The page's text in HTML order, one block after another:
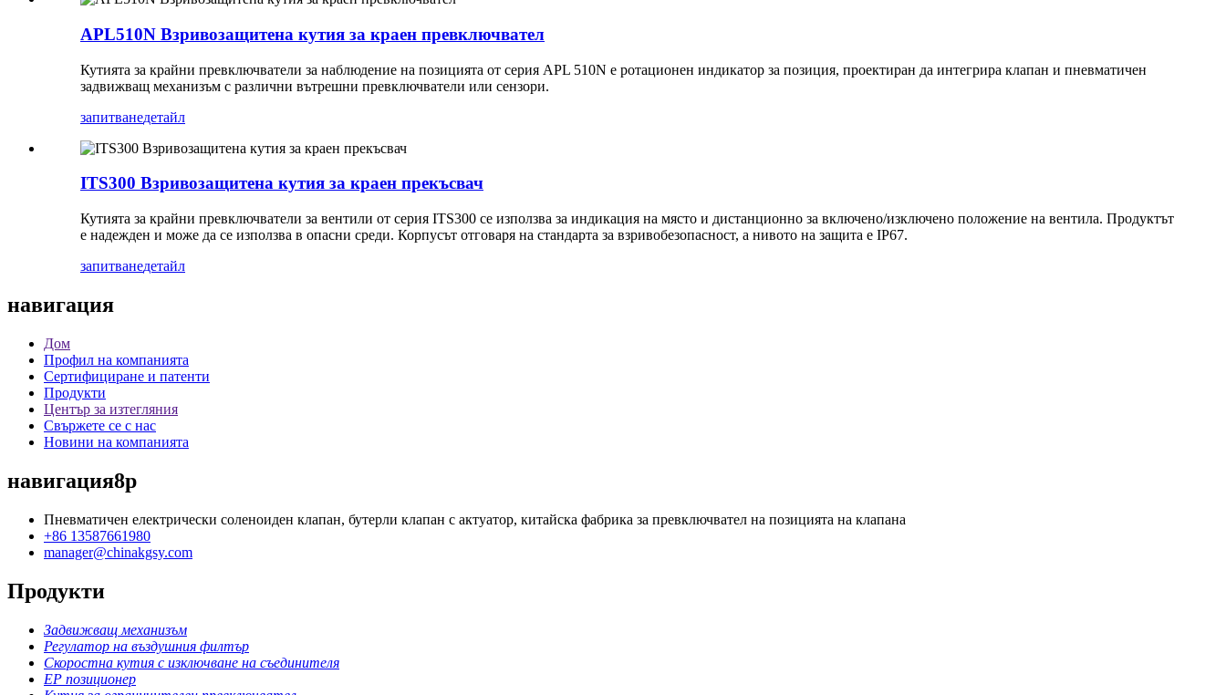
APL510N Взривозащитена кутия за краен превключвател
Кутията за крайни превключватели за наблюдение на позицията от серия APL 510N е ротационен индикатор за позиция, проектиран да интегрира клапан и пневматичен
задвижващ механизъм с различни вътрешни превключватели или сензори.
запитванедетайл
ITS300 Взривозащитена кутия за краен прекъсвач
Кутията за крайни превключватели за вентили от серия ITS300 се използва за индикация на място и дистанционно за включено/изключено положение на вентила. Продуктът
е надежден и може да се използва в опасни среди. Корпусът отговаря на стандарта за взривобезопасност, а нивото на защита е IP67.
запитванедетайл
навигация
Дом
Профил на компанията
Сертифициране и патенти
Продукти
Център за изтегляния
Свържете се с нас
Новини на компанията
навигация8p
Пневматичен електрически соленоиден клапан, бутерли клапан с актуатор, китайска фабрика за превключвател на позицията на клапана
+86 13587661980
manager@chinakgsy.com
Продукти
Задвижващ механизъм
Регулатор на въздушния филтър
Скоростна кутия с изключване на съединителя
EP позиционер